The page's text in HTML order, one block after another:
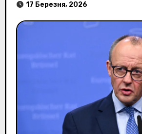
17 Березня, 2026